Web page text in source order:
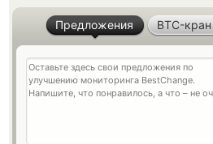
Предложения BTC-кран